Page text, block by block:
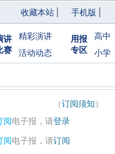
收藏本站 手机版
讲
赛
精彩演讲
活动动态
用报
专区
高中
小学
（订阅须知 ）
阅电子报，请登录
阅电子报，请订阅